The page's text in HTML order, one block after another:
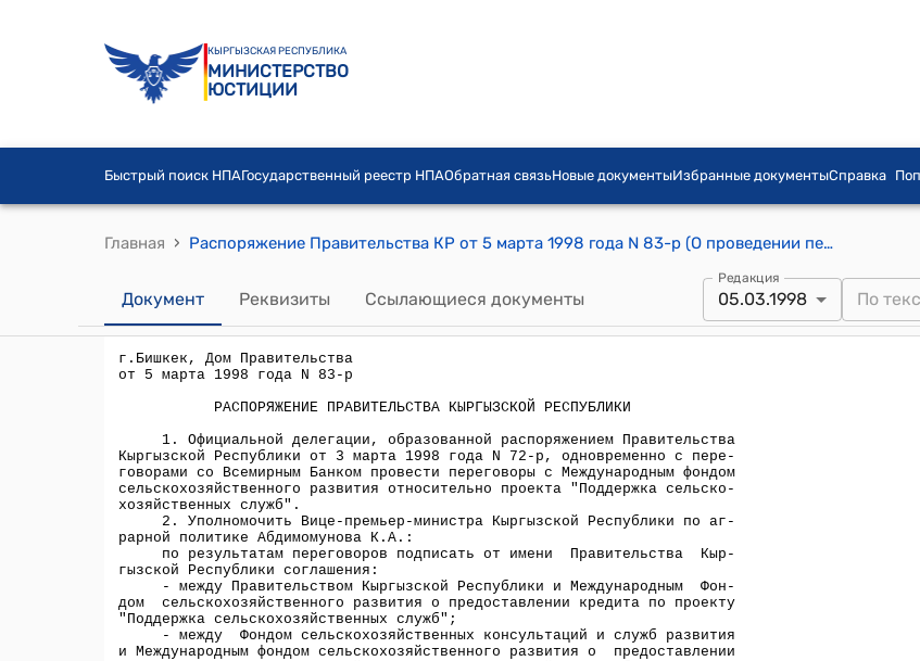
КЫРГЫЗСКАЯ РЕСПУБЛИКА
МИНИСТЕРСТВО
ЮСТИЦИИ
Быстрый поиск НПАГосударственный реестр НПАОбратная связьНовые документыИзбранные документыСправка
Главная › Распоряжение Правительства КР от 5 марта 1998 года N 83-р (О проведении переговоров с Международным фондом сельскохозяйственного развития относительно проекта "Поддержка сельскохозяйственных служб")
Документ Реквизиты Ссылающиеся документы
Редакция
05.03.1998